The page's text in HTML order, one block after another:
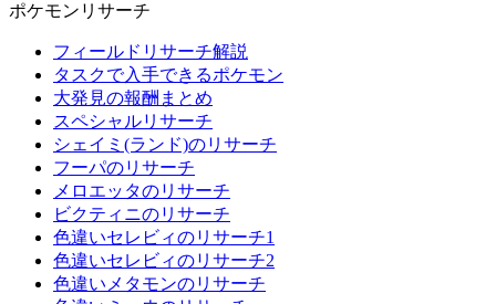
ポケモンリサーチ
フィールドリサーチ解説
タスクで入手できるポケモン
大発見の報酬まとめ
スペシャルリサーチ
シェイミ(ランド)のリサーチ
フーパのリサーチ
メロエッタのリサーチ
ビクティニのリサーチ
色違いセレビィのリサーチ1
色違いセレビィのリサーチ2
色違いメタモンのリサーチ